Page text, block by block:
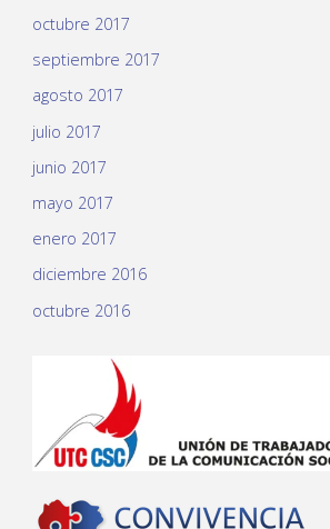
octubre 2017
septiembre 2017
agosto 2017
julio 2017
junio 2017
mayo 2017
enero 2017
diciembre 2016
octubre 2016